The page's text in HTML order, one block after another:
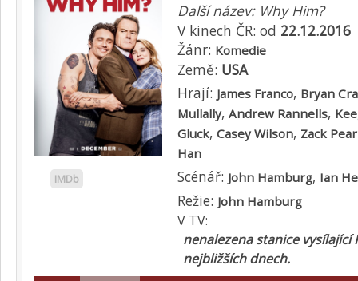
IMDb
Další název: Why Him?
V kinech ČR: od 22.12.2016
Žánr: Komedie
Země: USA
Hrají: James Franco, Bryan
Mullally, Andrew Rannells,
Gluck, Casey Wilson, Zack
Han
Scénář: John Hamburg, Ian
Režie: John Hamburg
V TV:
nenalezena stanice vysílající
nejbližších dnech.